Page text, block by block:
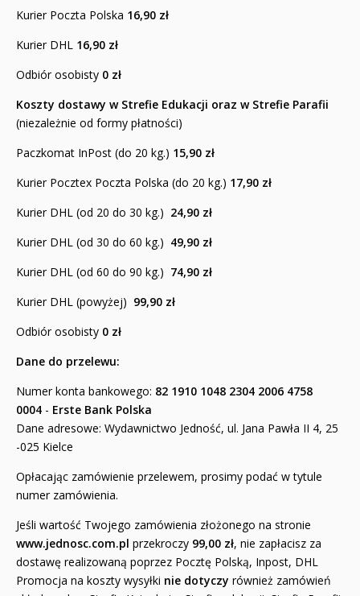
NOWOŚCI
Albumy o sztuce
Adwent i Boże Narodzenie
Encyklopedie i leksykony
Ikonopisarstwo
Duchowość, literatura chrześcijańska
Modlitewniki
Pierwsza Komunia Święta
Biblie na I Komunię Świętą
Biblie na I Komunię Świętą z grawerem i torbą
Pamiątki pierwszokomunijne
Przygotowanie do I Komunii Świętej (katecheza
parafialna)
Poradniki katolickie
Kurier Poczta Polska 16,90 zł
Kurier DHL 16,90 zł
Odbiór osobisty 0 zł
Koszty dostawy w Strefie Edukacji oraz w Strefie Parafii
(niezależnie od formy płatności)
Paczkomat InPost (do 20 kg.) 15,90 zł
Kurier Pocztex Poczta Polska (do 20 kg.) 17,90 zł
Kurier DHL (od 20 do 30 kg.) 24,90 zł
Kurier DHL (od 30 do 60 kg.) 49,90 zł
Kurier DHL (od 60 do 90 kg.) 74,90 zł
Kurier DHL (powyżej) 99,90 zł
Odbiór osobisty 0 zł
Dane do przelewu:
Numer konta bankowego: 82 1910 1048 2304 2006 4758
0004 - Erste Bank Polska
Dane adresowe: Wydawnictwo Jedność, ul. Jana Pawła II 4, 25
-025 Kielce
Opłacając zamówienie przelewem, prosimy podać w tytule
numer zamówienia.
Jeśli wartość Twojego zamówienia złożonego na stronie
www.jednosc.com.pl przekroczy 99,00 zł, nie zapłacisz za
dostawę realizowaną poprzez Pocztę Polską, Inpost, DHL
Promocja na koszty wysyłki nie dotyczy również zamówień